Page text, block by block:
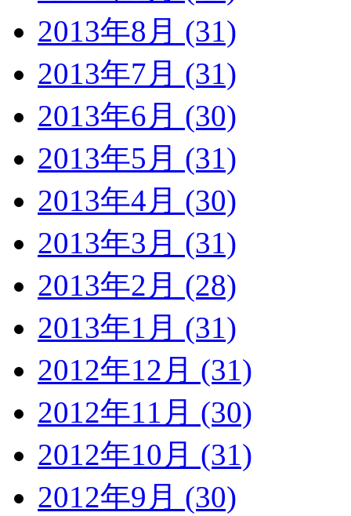
2013年8月 (31)
2013年7月 (31)
2013年6月 (30)
2013年5月 (31)
2013年4月 (30)
2013年3月 (31)
2013年2月 (28)
2013年1月 (31)
2012年12月 (31)
2012年11月 (30)
2012年10月 (31)
2012年9月 (30)